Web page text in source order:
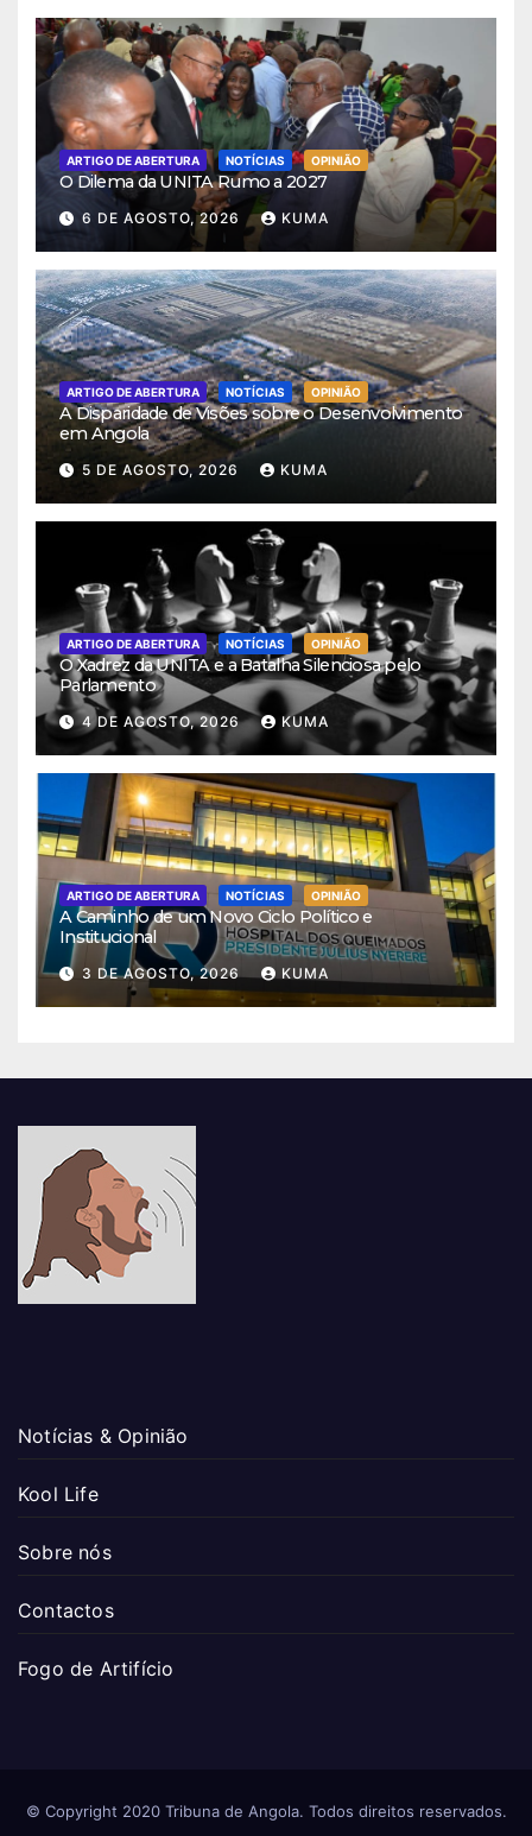
ARTIGO DE ABERTURA NOTÍCIAS OPINIÃO
O Dilema da UNITA Rumo a 2027
6 DE AGOSTO, 2026 KUMA
ARTIGO DE ABERTURA NOTÍCIAS OPINIÃO
A Disparidade de Visões sobre o Desenvolvimento
em Angola
5 DE AGOSTO, 2026 KUMA
ARTIGO DE ABERTURA NOTÍCIAS OPINIÃO
O Xadrez da UNITA e a Batalha Silenciosa pelo
Parlamento
4 DE AGOSTO, 2026 KUMA
ARTIGO DE ABERTURA NOTÍCIAS OPINIÃO
A Caminho de um Novo Ciclo Político e
Institucional
3 DE AGOSTO, 2026 KUMA
Notícias & Opinião
Kool Life
Sobre nós
Contactos
Fogo de Artifício
© Copyright 2020 Tribuna de Angola. Todos direitos reservados.